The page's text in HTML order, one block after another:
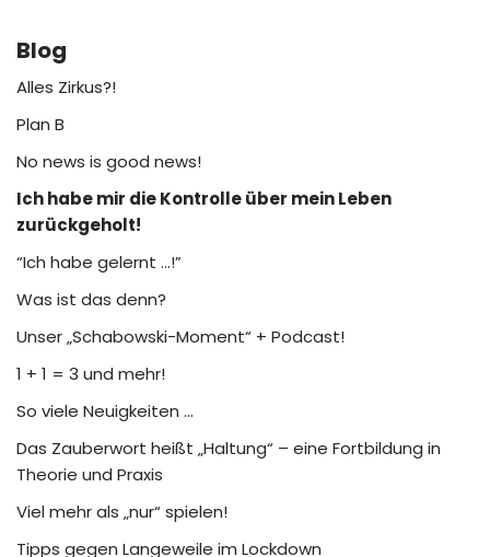
Blog
Alles Zirkus?!
Plan B
No news is good news!
Ich habe mir die Kontrolle über mein Leben
zurückgeholt!
“Ich habe gelernt …!”
Was ist das denn?
Unser „Schabowski-Moment“ + Podcast!
1 + 1 = 3 und mehr!
So viele Neuigkeiten …
Das Zauberwort heißt „Haltung“ – eine Fortbildung in
Theorie und Praxis
Viel mehr als „nur“ spielen!
Tipps gegen Langeweile im Lockdown